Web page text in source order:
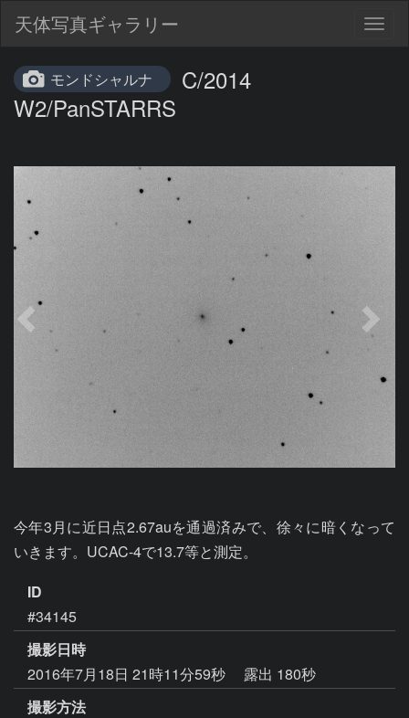
天体写真ギャラリー
モンドシャルナ
C/2014
W2/PanSTARRS
今年3月に近日点2.67auを通過済みで、徐々に暗くなって
いきます。UCAC-4で13.7等と測定。
ID
#34145
撮影日時
2016年7月18日 21時11分59秒
露出 180秒
撮影方法